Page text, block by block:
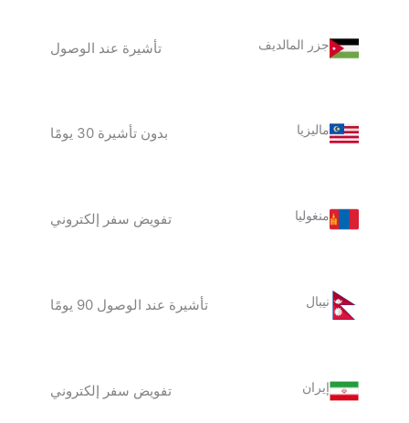
جزر المالديف تأشيرة عند الوصول
ماليزيا بدون تأشيرة 30 يومًا
منغوليا تفويض سفر إلكتروني
نيبال تأشيرة عند الوصول 90 يومًا
إيران تفويض سفر إلكتروني